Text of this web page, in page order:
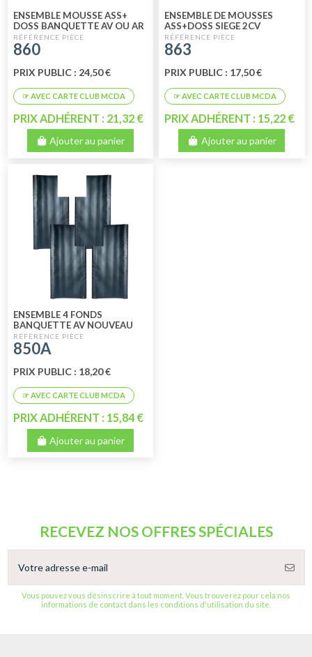
ENSEMBLE MOUSSE ASS+
DOSS BANQUETTE AV OU AR
860
PRIX PUBLIC : 24,50 €
PRIX ADHÉRENT : 21,32 €
Ajouter au panier
ENSEMBLE DE MOUSSES
ASS+DOSS SIEGE 2CV
863
PRIX PUBLIC : 17,50 €
PRIX ADHÉRENT : 15,22 €
Ajouter au panier
ENSEMBLE 4 FONDS
BANQUETTE AV NOUVEAU
MODELE
850A
PRIX PUBLIC : 18,20 €
PRIX ADHÉRENT : 15,84 €
Ajouter au panier
RECEVEZ NOS OFFRES SPÉCIALES
Vous pouvez vous désinscrire à tout moment. Vous trouverez pour cela nos
informations de contact dans les conditions d'utilisation du site.